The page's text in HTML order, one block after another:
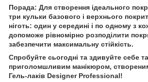
Порада: Для створення ідеального
три кульки базового і верхнього
ніготь: один у середині і по одному з
допоможе рівномірно розподілити
забезпечити максимальну стійкість.
Спробуйте сьогодні та здивуйте себе
приголомшливим манікюром,
Гель-лаків Designer Professional!